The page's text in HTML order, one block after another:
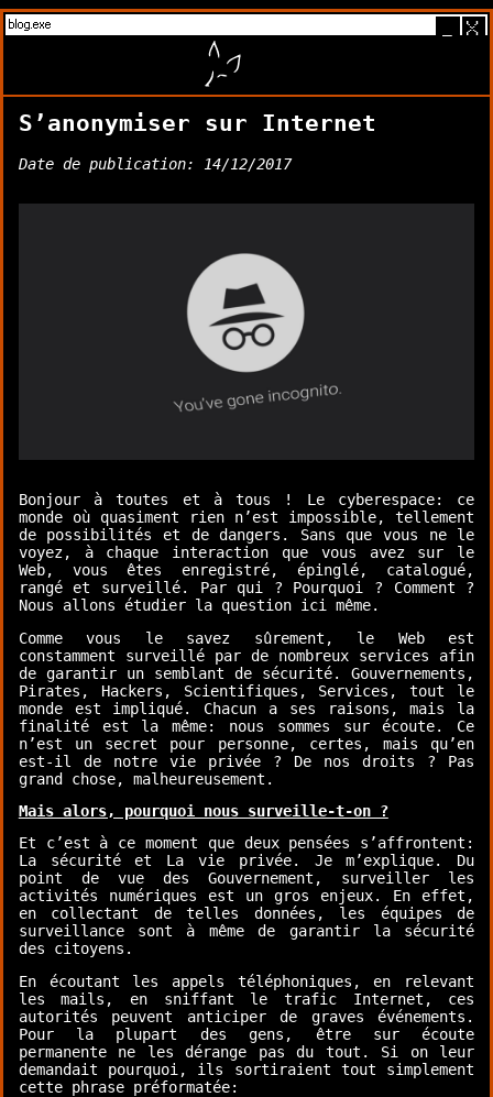
X
blog.exe
S’anonymiser sur Internet
Date de publication: 14/12/2017
Bonjour à toutes et à tous ! Le cyberespace: ce
monde où quasiment rien n’est impossible, tellement
de possibilités et de dangers. Sans que vous ne le
voyez, à chaque interaction que vous avez sur le
Web, vous êtes enregistré, épinglé, catalogué,
rangé et surveillé. Par qui ? Pourquoi ? Comment ?
Nous allons étudier la question ici même.
Comme vous le savez sûrement, le Web est
constamment surveillé par de nombreux services afin
de garantir un semblant de sécurité. Gouvernements,
Pirates, Hackers, Scientifiques, Services, tout le
monde est impliqué. Chacun a ses raisons, mais la
finalité est la même: nous sommes sur écoute. Ce
n’est un secret pour personne, certes, mais qu’en
est-il de notre vie privée ? De nos droits ? Pas
grand chose, malheureusement.
Mais alors, pourquoi nous surveille-t-on ?
Et c’est à ce moment que deux pensées s’affrontent:
La sécurité et La vie privée. Je m’explique. Du
point de vue des Gouvernement, surveiller les
activités numériques est un gros enjeux. En effet,
en collectant de telles données, les équipes de
surveillance sont à même de garantir la sécurité
des citoyens.
En écoutant les appels téléphoniques, en relevant
les mails, en sniffant le trafic Internet, ces
autorités peuvent anticiper de graves événements.
Pour la plupart des gens, être sur écoute
permanente ne les dérange pas du tout. Si on leur
demandait pourquoi, ils sortiraient tout simplement
cette phrase préformatée: